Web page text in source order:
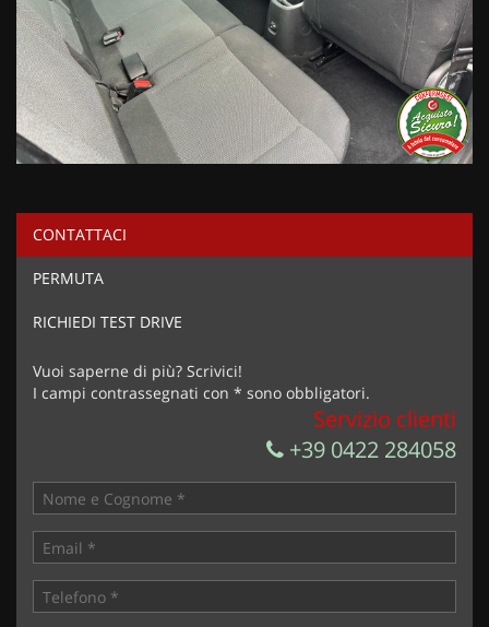
CONTATTACI
PERMUTA
RICHIEDI TEST DRIVE
Vuoi saperne di più? Scrivici!
I campi contrassegnati con * sono obbligatori.
Servizio clienti
+39 0422 284058